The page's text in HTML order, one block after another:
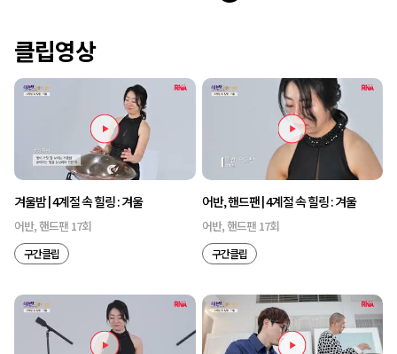
클립영상
겨울밤 | 4계절 속 힐링 : 겨울
어반, 핸드팬 17회
구간클립
어반, 핸드팬 | 4계절 속 힐링 : 겨울
어반, 핸드팬 17회
구간클립